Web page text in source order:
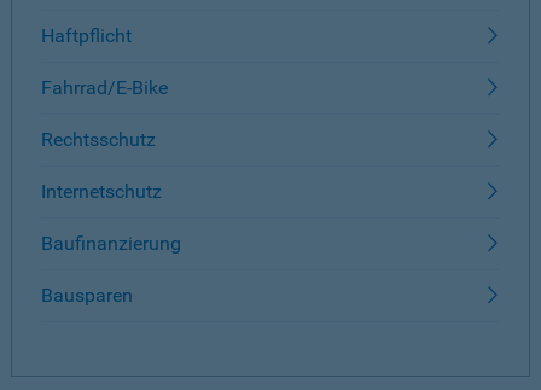
Haftpflicht
Fahrrad/E-Bike
Rechtsschutz
Internetschutz
Baufinanzierung
Bausparen